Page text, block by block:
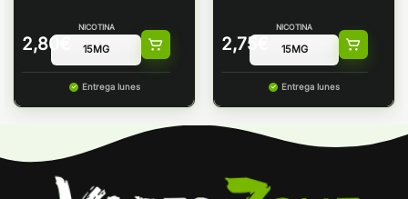
2,80
NICOTINA
Entrega lunes
2,75
NICOTINA
Entrega lunes